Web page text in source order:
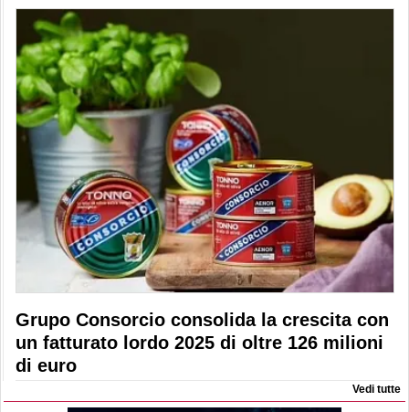
Grupo Consorcio consolida la crescita con
un fatturato lordo 2025 di oltre 126 milioni
di euro
Vedi tutte